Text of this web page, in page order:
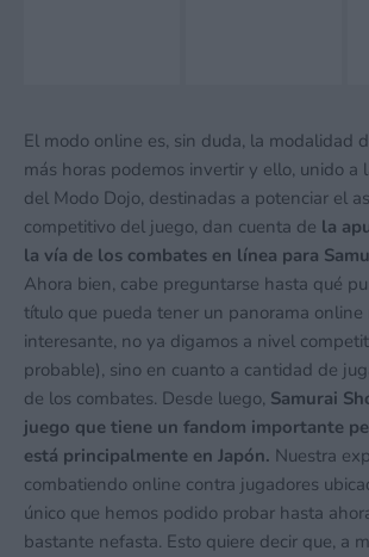
El modo online es, sin duda, la modalidad
más horas podemos invertir y ello, unido a
del Modo Dojo, destinadas a potenciar el
competitivo del juego, dan cuenta de la
la vía de los combates en línea para
Ahora bien, cabe preguntarse hasta qué
título que pueda tener un panorama online
interesante, no ya digamos a nivel
probable), sino en cuanto a cantidad de
de los combates. Desde luego, Samurai
juego que tiene un fandom importante
está principalmente en Japón. Nuestra
combatiendo online contra jugadores
único que hemos podido probar hasta
bastante nefasta. Esto quiere decir que, a